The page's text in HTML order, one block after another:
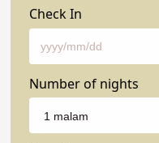
Check In
Number of nights